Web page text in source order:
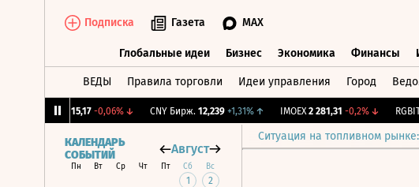
Подписка Газета MAX
Глобальные идеи Бизнес Экономика Финансы
ВЕДЫ Правила торговли Идеи управления Город
115,17 -0,06%↓ CNY Бирж. 12,239 +1,31%↑ IMOEX 2 281,31 -0,2%↓ RGBITR
Ситуация на топливном
КАЛЕНДАРЬ
СОБЫТИЙ
Август
Пн Вт Ср Чт Пт Сб Вс
1 2